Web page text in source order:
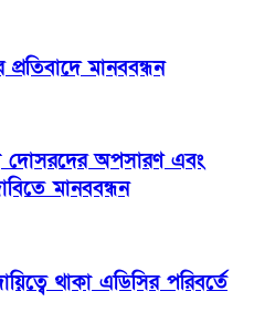
প্রতিবাদে মানববন্ধন
দোসরদের অপসারণ এবং
মানববন্ধন
থাকা এডিসির পরিবর্তে